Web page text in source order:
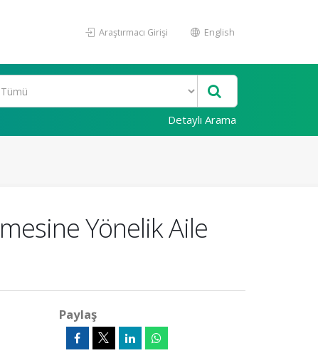
Araştırmacı Girişi English
Detaylı Arama
Yönelik Aile
Paylaş